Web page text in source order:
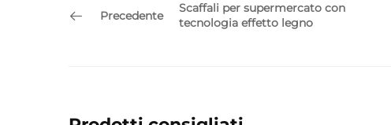
Precedente
Scaffali per supermercato con
tecnologia effetto legno